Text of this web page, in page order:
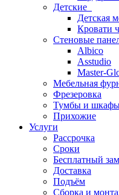
Детские
Детская
Кровати
Стеновые
Albico
Asstudio
Master-
Мебельная
Фрезеровка
Тумбы и
Прихожие
Услуги
Рассрочка
Сроки
Бесплатный
Доставка
Подъём
Сборка и